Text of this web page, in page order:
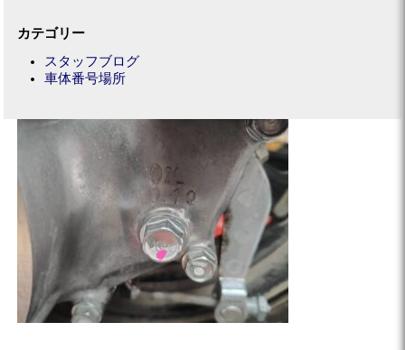
カテゴリー
スタッフブログ
車体番号場所